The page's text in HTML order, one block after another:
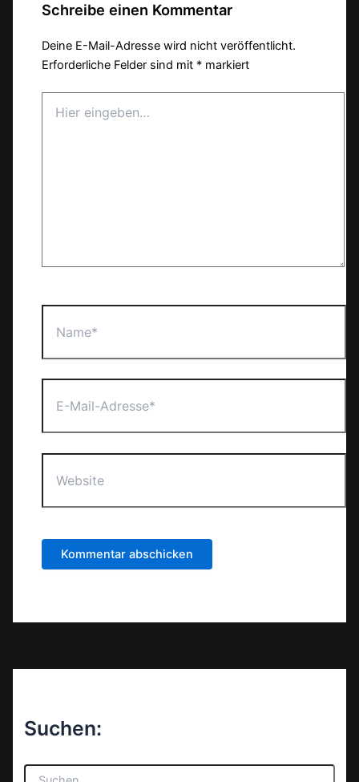
Schreibe einen Kommentar
Deine E-Mail-Adresse wird nicht veröffentlicht.
Erforderliche Felder sind mit * markiert
eingeben…
Mail-
Suchen:
S